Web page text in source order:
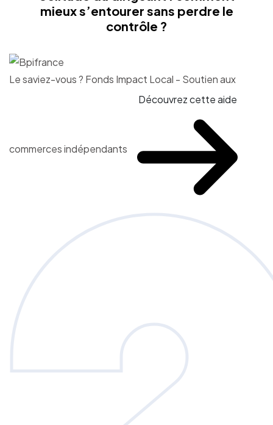
mieux s’entourer sans perdre le
contrôle ?
Le saviez-vous ? Fonds Impact Local - Soutien aux
commerces indépendants
Découvrez cette aide